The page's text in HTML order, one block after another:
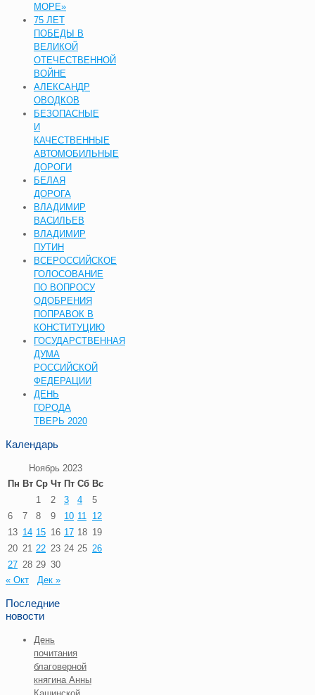
МОРЕ»
75 ЛЕТ
ПОБЕДЫ В
ВЕЛИКОЙ
ОТЕЧЕСТВЕННОЙ
ВОЙНЕ
АЛЕКСАНДР
ОВОДКОВ
БЕЗОПАСНЫЕ
И
КАЧЕСТВЕННЫЕ
АВТОМОБИЛЬНЫЕ
ДОРОГИ
БЕЛАЯ
ДОРОГА
ВЛАДИМИР
ВАСИЛЬЕВ
ВЛАДИМИР
ПУТИН
ВСЕРОССИЙСКОЕ
ГОЛОСОВАНИЕ
ПО ВОПРОСУ
ОДОБРЕНИЯ
ПОПРАВОК В
КОНСТИТУЦИЮ
ГОСУДАРСТВЕННАЯ
ДУМА
РОССИЙСКОЙ
ФЕДЕРАЦИИ
ДЕНЬ
ГОРОДА
ТВЕРЬ 2020
Календарь
Ноябрь 2023
Пн Вт Ср Чт Пт Сб Вс
1
2 3 4
5
6
7 8 9 10 11
12
13 14 15 16 17 18 19
20 21 22 23 24 25 26
27 28 29 30
« Окт
Дек »
Последние
новости
День
почитания
благоверной
княгина Анны
Кашинской